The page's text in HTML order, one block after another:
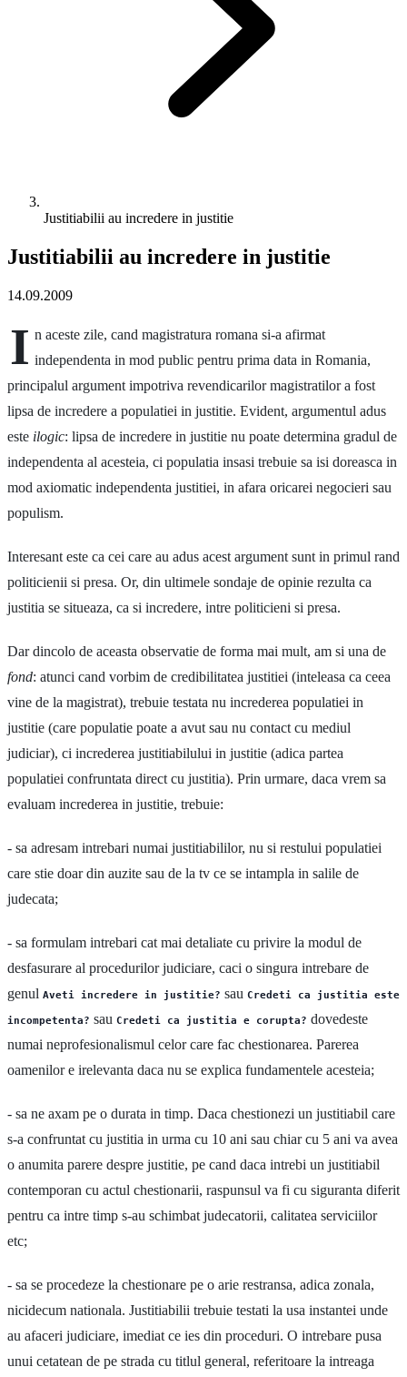
Justitiabilii au incredere in justitie
Justitiabilii au incredere in justitie
14.09.2009
I n aceste zile, cand magistratura romana si-a afirmat
independenta in mod public pentru prima data in Romania,
principalul argument impotriva revendicarilor magistratilor a fost
lipsa de incredere a populatiei in justitie. Evident, argumentul adus
este ilogic: lipsa de incredere in justitie nu poate determina gradul de
independenta al acesteia, ci populatia insasi trebuie sa isi doreasca in
mod axiomatic independenta justitiei, in afara oricarei negocieri sau
populism.
Interesant este ca cei care au adus acest argument sunt in primul rand
politicienii si presa. Or, din ultimele sondaje de opinie rezulta ca
justitia se situeaza, ca si incredere, intre politicieni si presa.
Dar dincolo de aceasta observatie de forma mai mult, am si una de
fond: atunci cand vorbim de credibilitatea justitiei (inteleasa ca ceea
vine de la magistrat), trebuie testata nu increderea populatiei in
justitie (care populatie poate a avut sau nu contact cu mediul
judiciar), ci increderea justitiabilului in justitie (adica partea
populatiei confruntata direct cu justitia). Prin urmare, daca vrem sa
evaluam increderea in justitie, trebuie:
- sa adresam intrebari numai justitiabililor, nu si restului populatiei
care stie doar din auzite sau de la tv ce se intampla in salile de
judecata;
- sa formulam intrebari cat mai detaliate cu privire la modul de
desfasurare al procedurilor judiciare, caci o singura intrebare de
genul Aveti incredere in justitie? sau Credeti ca justitia este
incompetenta? sau Credeti ca justitia e corupta? dovedeste
numai neprofesionalismul celor care fac chestionarea. Parerea
oamenilor e irelevanta daca nu se explica fundamentele acesteia;
- sa ne axam pe o durata in timp. Daca chestionezi un justitiabil care
s-a confruntat cu justitia in urma cu 10 ani sau chiar cu 5 ani va avea
o anumita parere despre justitie, pe cand daca intrebi un justitiabil
contemporan cu actul chestionarii, raspunsul va fi cu siguranta diferit
pentru ca intre timp s-au schimbat judecatorii, calitatea serviciilor
etc;
- sa se procedeze la chestionare pe o arie restransa, adica zonala,
nicidecum nationala. Justitiabilii trebuie testati la usa instantei unde
au afaceri judiciare, imediat ce ies din proceduri. O intrebare pusa
unui cetatean de pe strada cu titlul general, referitoare la intreaga